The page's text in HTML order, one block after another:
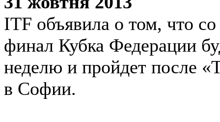
ITF объявила о том, что
финал Кубка Федерации
неделю и пройдет после
в Софии.